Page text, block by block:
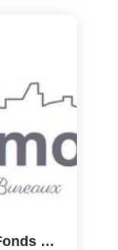
75009 Paris M° Cadet Cession Fonds Restaurant Paris 30 M2 +...